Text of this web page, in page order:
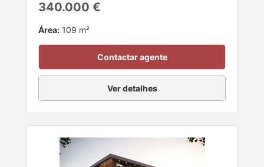
340.000 €
Área: 109 m²
Contactar agente
Ver detalhes